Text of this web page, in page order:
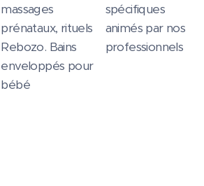
massages
prénataux, rituels
Rebozo. Bains
enveloppés pour
bébé
spécifiques
animés par nos
professionnels